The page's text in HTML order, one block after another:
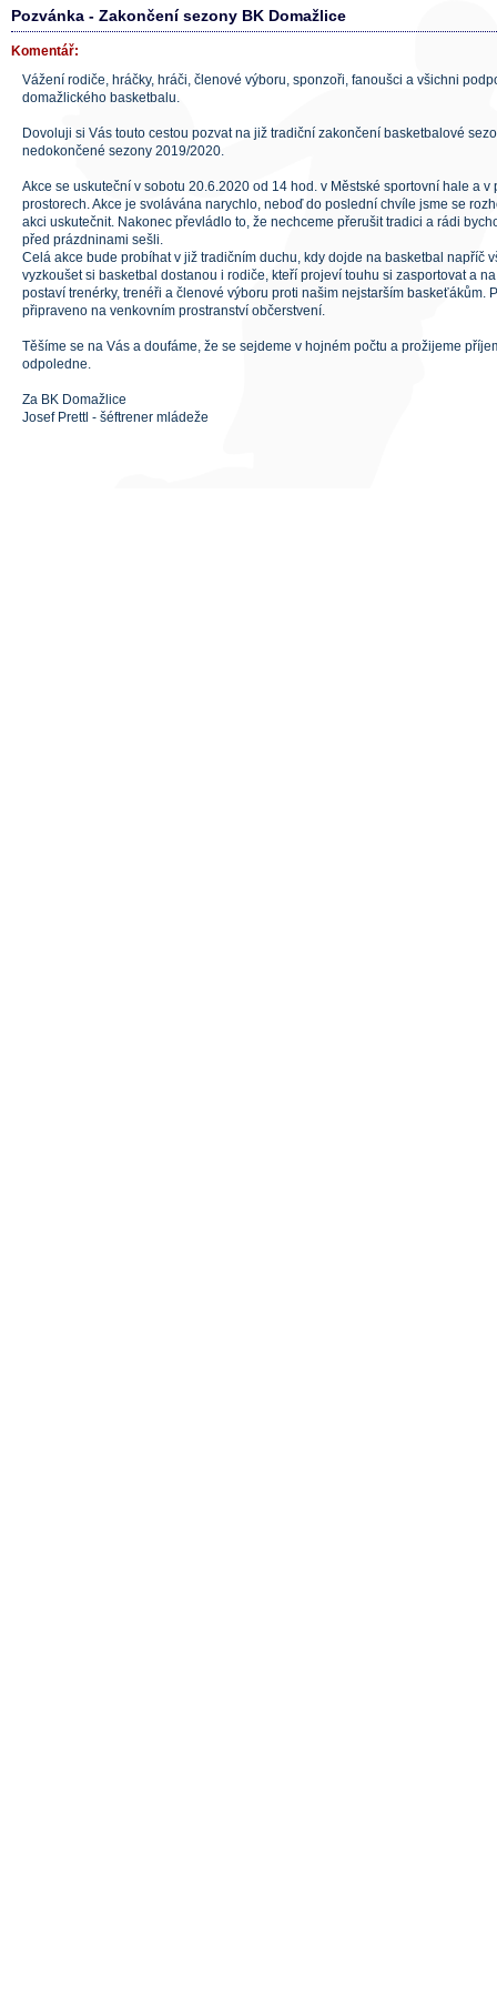
Pozvánka - Zakončení sezony BK Domažlice
Komentář:
Vážení rodiče, hráčky, hráči, členové výboru, sponzoři, fanoušci a všichni
domažlického basketbalu.
Dovoluji si Vás touto cestou pozvat na již tradiční zakončení basketbalové
nedokončené sezony 2019/2020.
Akce se uskuteční v sobotu 20.6.2020 od 14 hod. v Městské sportovní hale a
prostorech. Akce je svolávána narychlo, neboď do poslední chvíle jsme se
akci uskutečnit. Nakonec převládlo to, že nechceme přerušit tradici a rádi
před prázdninami sešli.
Celá akce bude probíhat v již tradičním duchu, kdy dojde na basketbal napříč
vyzkoušet si basketbal dostanou i rodiče, kteří projeví touhu si zasportovat a
postaví trenérky, trenéři a členové výboru proti našim nejstarším baskeťákům.
připraveno na venkovním prostranství občerstvení.
Těšíme se na Vás a doufáme, že se sejdeme v hojném počtu a prožijeme
odpoledne.
Za BK Domažlice
Josef Prettl - šéftrener mládeže